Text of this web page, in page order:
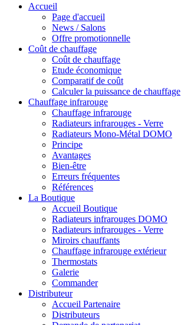
Accueil
Page d'accueil
News / Salons
Offre promotionnelle
Coût de chauffage
Coût de chauffage
Etude économique
Comparatif de coût
Calculer la puissance de chauffage
Chauffage infrarouge
Chauffage infrarouge
Radiateurs infrarouges - Verre
Radiateurs Mono-Métal DOMO
Principe
Avantages
Bien-être
Erreurs fréquentes
Références
La Boutique
Accueil Boutique
Radiateurs infrarouges DOMO
Radiateurs infrarouges - Verre
Miroirs chauffants
Chauffage infrarouge extérieur
Thermostats
Galerie
Commander
Distributeur
Accueil Partenaire
Distributeurs